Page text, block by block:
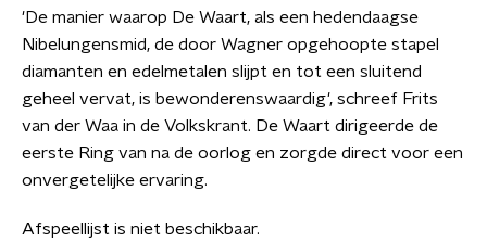
'De manier waarop De Waart, als een hedendaagse
Nibelungensmid, de door Wagner opgehoopte stapel
diamanten en edelmetalen slijpt en tot een sluitend
geheel vervat, is bewonderenswaardig', schreef Frits
van der Waa in de Volkskrant. De Waart dirigeerde de
eerste Ring van na de oorlog en zorgde direct voor een
onvergetelijke ervaring.
Afspeellijst is niet beschikbaar.